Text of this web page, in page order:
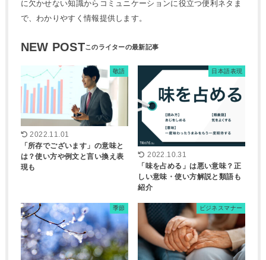
に欠かせない知識からコミュニケーションに役立つ便利ネタま
で、わかりやすく情報提供します。
NEW POST
敬語
2022.11.01
「所存でございます」の意味と
は？使い方や例文と言い換え表
現も
日本語表現
2022.10.31
「味を占める」は悪い意味？正
しい意味・使い方解説と類語も
紹介
季節 ビジネスマナー